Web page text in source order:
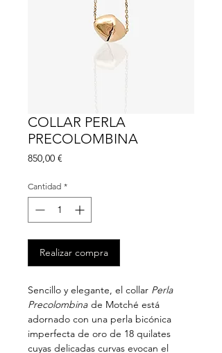
COLLAR PERLA
PRECOLOMBINA
850,00 €
Cantidad *
Realizar compra
Sencillo y elegante, el collar Perla
Precolombina de Motché está
adornado con una perla bicónica
imperfecta de oro de 18 quilates
cuyas delicadas curvas evocan el